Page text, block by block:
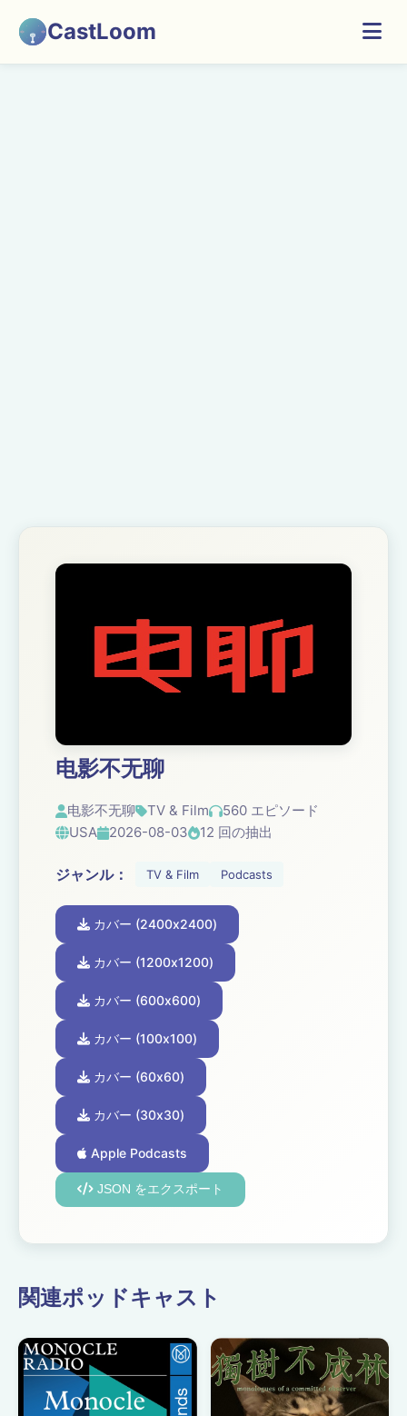
CastLoom
电影不无聊
电影不无聊 TV & Film
560 エピソード
USA
2026-08-03 12 回の抽出
ジャンル： TV & Film Podcasts
カバー (2400x2400)
カバー (1200x1200)
カバー (600x600)
カバー (100x100)
カバー (60x60)
カバー (30x30)
Apple Podcasts
JSON をエクスポート
関連ポッドキャスト